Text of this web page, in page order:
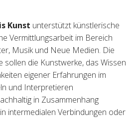
Kunst unterstützt künstlerische
Vermittlungsarbeit im Bereich
Musik und Neue Medien. Die
die Kunstwerke, das Wissen
eigener Erfahrungen im
und Interpretieren
in Zusammenhang
intermedialen Verbindungen oder